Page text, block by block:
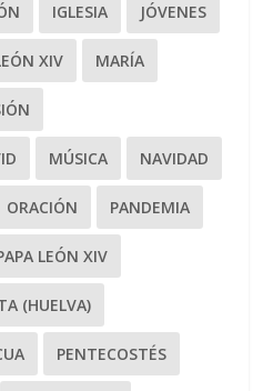
IGLESIA JÓVENES
XIV MARÍA
MÚSICA NAVIDAD
ORACIÓN PANDEMIA
LEÓN XIV
(HUELVA)
PENTECOSTÉS